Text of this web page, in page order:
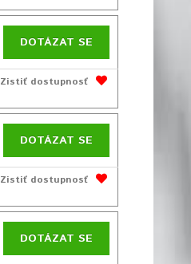
DOTÁZAT SE
Zistiť dostupnosť
DOTÁZAT SE
Zistiť dostupnosť
DOTÁZAT SE